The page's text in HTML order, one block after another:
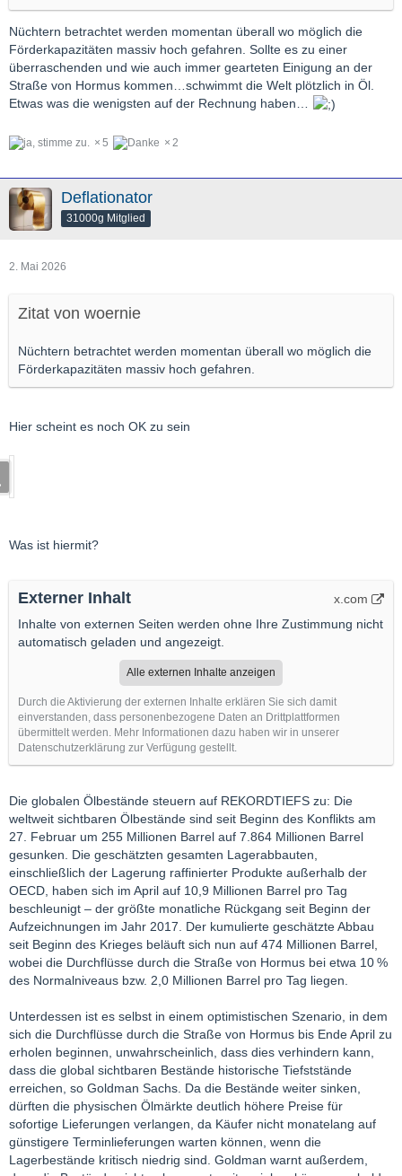
Nüchtern betrachtet werden momentan überall wo möglich die
Förderkapazitäten massiv hoch gefahren. Sollte es zu einer
überraschenden und wie auch immer gearteten Einigung an der
Straße von Hormus kommen…schwimmt die Welt plötzlich in Öl.
Etwas was die wenigsten auf der Rechnung haben…
5 2
Deflationator
31000g Mitglied
2. Mai 2026
Zitat von woernie
Nüchtern betrachtet werden momentan überall wo möglich die
Förderkapazitäten massiv hoch gefahren.
Hier scheint es noch OK zu sein
Was ist hiermit?
Externer Inhalt
x.com
Inhalte von externen Seiten werden ohne Ihre Zustimmung nicht
automatisch geladen und angezeigt.
Alle externen Inhalte anzeigen
Durch die Aktivierung der externen Inhalte erklären Sie sich damit
einverstanden, dass personenbezogene Daten an Drittplattformen
übermittelt werden. Mehr Informationen dazu haben wir in unserer
Datenschutzerklärung zur Verfügung gestellt.
Die globalen Ölbestände steuern auf REKORDTIEFS zu: Die
weltweit sichtbaren Ölbestände sind seit Beginn des Konflikts am
27. Februar um 255 Millionen Barrel auf 7.864 Millionen Barrel
gesunken. Die geschätzten gesamten Lagerabbauten,
einschließlich der Lagerung raffinierter Produkte außerhalb der
OECD, haben sich im April auf 10,9 Millionen Barrel pro Tag
beschleunigt – der größte monatliche Rückgang seit Beginn der
Aufzeichnungen im Jahr 2017. Der kumulierte geschätzte Abbau
seit Beginn des Krieges beläuft sich nun auf 474 Millionen Barrel,
wobei die Durchflüsse durch die Straße von Hormus bei etwa 10 %
des Normalniveaus bzw. 2,0 Millionen Barrel pro Tag liegen.
Unterdessen ist es selbst in einem optimistischen Szenario, in dem
sich die Durchflüsse durch die Straße von Hormus bis Ende April zu
erholen beginnen, unwahrscheinlich, dass dies verhindern kann,
dass die global sichtbaren Bestände historische Tiefststände
erreichen, so Goldman Sachs. Da die Bestände weiter sinken,
dürften die physischen Ölmärkte deutlich höhere Preise für
sofortige Lieferungen verlangen, da Käufer nicht monatelang auf
günstigere Terminlieferungen warten können, wenn die
Lagerbestände kritisch niedrig sind. Goldman warnt außerdem,